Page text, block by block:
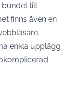
bundet till
finns även en
enkla upplägg